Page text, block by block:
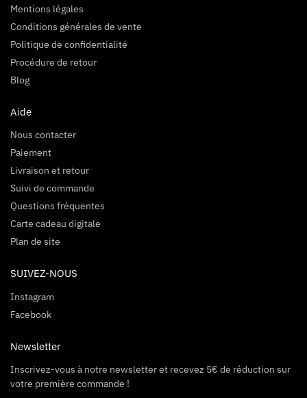
Mentions légales
Conditions générales de vente
Politique de confidentialité
Procédure de retour
Blog
Aide
Nous contacter
Paiement
Livraison et retour
Suivi de commande
Questions fréquentes
Carte cadeau digitale
Plan de site
SUIVEZ-NOUS
Instagram
Facebook
Newsletter
Inscrivez-vous à notre newsletter et recevez 5€ de réduction sur
votre première commande !